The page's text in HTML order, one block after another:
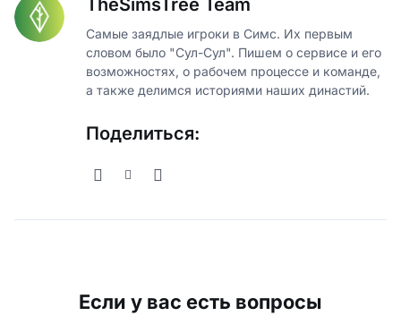
Самые заядлые игроки в Симс. Их первым
словом было "Сул-Сул". Пишем о сервисе и его
возможностях, о рабочем процессе и команде,
а также делимся историями наших династий.
Поделиться:
Если у вас есть вопросы